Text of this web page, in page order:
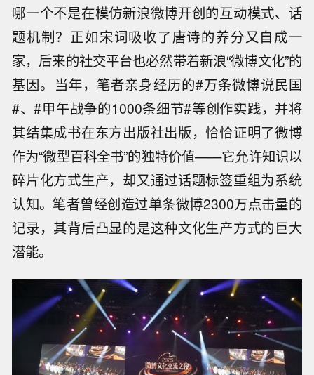
哪一个不是在模仿新浪微博开创的互动模式、话
题机制？正如宋词吸收了唐诗的养分又自成一
家，后来的社交平台也必然带着新浪“微博文化”的
基因。当年，笔者亲身经历的#万条微博说民国
#、#甲午战争的1000条细节#等创作实践，并将
其结集成书在东方出版社出版，恰恰证明了微博
作为“微型百科全书”的独特价值——它允许知识以
碎片化方式生产，却又通过话题标签重组为系统
认知。笔者曾经创造过单条微博2300万点击量的
记录，其背后凸显的是这种文化生产方式的巨大
潜能。